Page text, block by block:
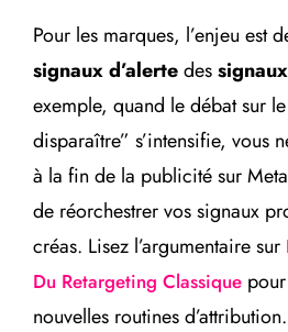
Pour les marques, l’enjeu est
signaux d’alertedes
exemple, quand le débat sur
disparaître” s’intensifie, vous
à la fin de la publicité sur
de réorchestrer vos signaux
créas. Lisez l’argumentaire sur
Du Retargeting Classique
nouvelles routines d’attribution.